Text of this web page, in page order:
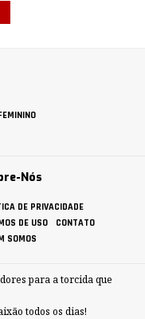
Nós
DE PRIVACIDADE
DE USO
CONTATO
SOMOS
para a torcida que
todos os dias!